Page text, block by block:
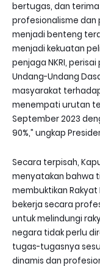
bertugas, dan terima
profesionalisme dan
menjadi benteng
menjadi kekuatan
penjaga NKRI,
Undang-Undang
masyarakat
menempati urutan
September 2023
90%,” ungkap
Secara terpisah,
menyatakan bahwa
membuktikan Rakyat
bekerja secara
untuk melindungi
negara tidak perlu
tugas-tugasnya
dinamis dan